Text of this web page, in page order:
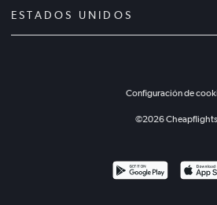
ESTADOS UNIDOS
Configuración de
©2026Cheapflights